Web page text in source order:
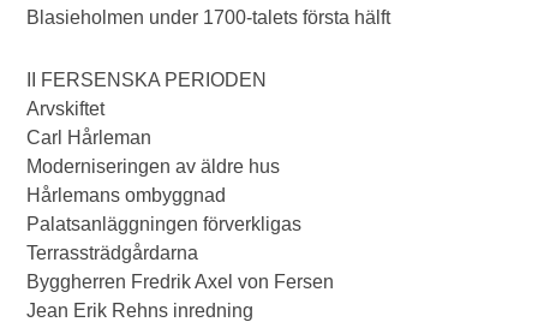
Blasieholmen under 1700-talets första hälft
II FERSENSKA PERIODEN
Arvskiftet
Carl Hårleman
Moderniseringen av äldre hus
Hårlemans ombyggnad
Palatsanläggningen förverkligas
Terrassträdgårdarna
Byggherren Fredrik Axel von Fersen
Jean Erik Rehns inredning